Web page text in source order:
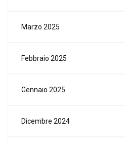
Marzo 2025
Febbraio 2025
Gennaio 2025
Dicembre 2024